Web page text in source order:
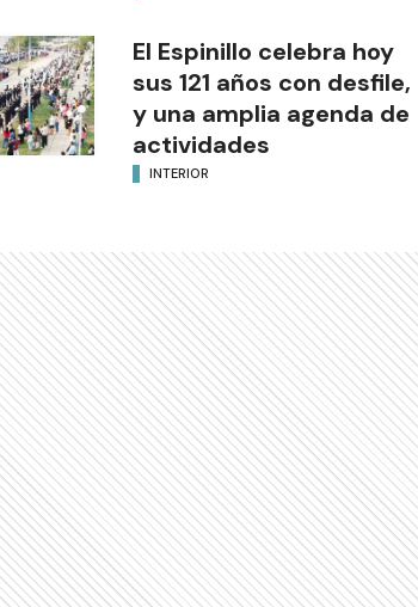
El Espinillo celebra hoy
sus 121 años con desfile,
y una amplia agenda de
actividades
INTERIOR